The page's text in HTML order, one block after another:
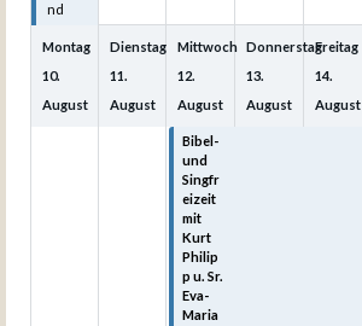
nd
Montag
10.
August
Dienstag
11.
August
Mittwoch
12.
August
Bibel-
und
Singfr
eizeit
mit
Kurt
Philip
p u. Sr.
Eva-
Maria
Donnerstag
13.
August
Freitag
14.
August